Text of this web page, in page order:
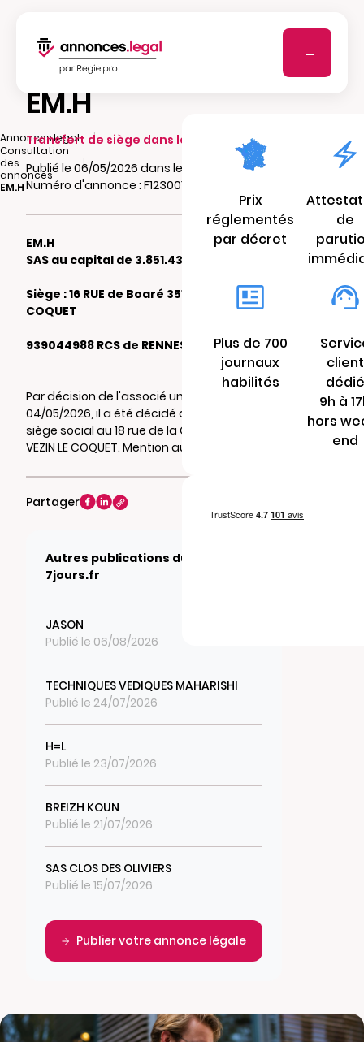
Annonces.legal
|
Consultation
des
annonces
|
EM.H
EM.H
Transfert de siège dans le même ressort
Publié le 06/05/2026 dans le journal 7jours.fr
Numéro d'annonce : F12300196a188
EM.H
SAS au capital de 3.851.435 €
Siège : 16 RUE de Boaré 35132 VEZIN LE
COQUET
939044988 RCS de RENNES
Par décision de l'associé unique du
04/05/2026, il a été décidé de transférer le
siège social au 18 rue de la Glestière 35132
VEZIN LE COQUET. Mention au RCS de RENNES.
Partager
Autres publications du journal
7jours.fr
JASON
Publié le 06/08/2026
TECHNIQUES VEDIQUES MAHARISHI
Publié le 24/07/2026
H=L
Publié le 23/07/2026
BREIZH KOUN
Publié le 21/07/2026
SAS CLOS DES OLIVIERS
Publié le 15/07/2026
Publier votre annonce légale
Prix
réglementés
par décret
de
Plus de 700
journaux
habilités
client
dédié
9h à
hors
end